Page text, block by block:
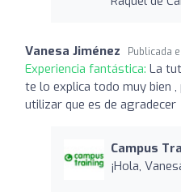
Vanesa Jiménez Publicada
Experiencia fantástica: La
te lo explica todo muy bien
utilizar que es de agradecer
Campus
¡Hola,